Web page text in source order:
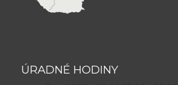
ÚRADNÉ HODINY